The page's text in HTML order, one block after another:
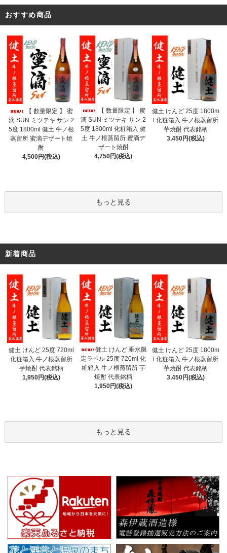
おすすめ商品
【 数量限定 】 蜜
滴 SUN ミツテキ サン 2
5度 1800ml 健土 牛ノ根
蒸留所 蜜滴デザート焼
酎
4,500円(税込)
【 数量限定 】 蜜
滴 SUN ミツテキ サン 2
5度 1800ml 化粧箱入 健
土 牛ノ根蒸留所 蜜滴デ
ザート焼酎
4,750円(税込)
健土 けんど 25度 1800m
l 化粧箱入 牛ノ根蒸留所
芋焼酎 代表銘柄
3,450円(税込)
もっと見る
新着商品
健土 けんど 25度 720ml
化粧箱入 牛ノ根蒸留所
芋焼酎 代表銘柄
1,950円(税込)
健土 けんど 垂水限
定ラベル 25度 720ml 化
粧箱入 牛ノ根蒸留所 芋
焼酎 代表銘柄
1,950円(税込)
健土 けんど 25度 1800m
l 化粧箱入 牛ノ根蒸留所
芋焼酎 代表銘柄
3,450円(税込)
もっと見る